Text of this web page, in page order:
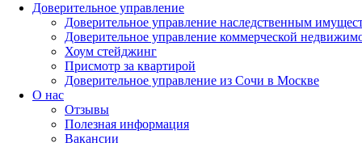
Доверительное управление
Доверительное управление наследственным
Доверительное управление коммерческой
Хоум стейджинг
Присмотр за квартирой
Доверительное управление из Сочи в Москве
О нас
Отзывы
Полезная информация
Вакансии